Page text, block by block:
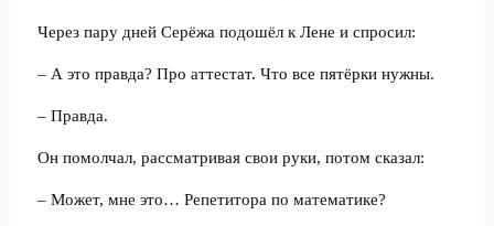
Через пару дней Серёжа подошёл к Лене и спросил:
– А это правда? Про аттестат. Что все пятёрки нужны.
– Правда.
Он помолчал, рассматривая свои руки, потом сказал:
– Может, мне это… Репетитора по математике?